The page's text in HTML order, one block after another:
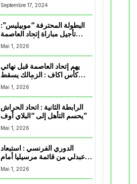
Septembre 17, 2024
البطولة المحترفة “موبيليس”:
تأجيل مباراة إتحاد العاصمة
وأتلتيك بارادو
Mai 1, 2026
يهم إتحاد العاصمة قبل نهائي
كأس اكاف : الزمالك يسقط
Mai 1, 2026
الرابطة الثانية : اتحاد الحراش
يحسم التأهل إلى “البلاي أوف”
Mai 1, 2026
الدوري الفرنسي : استبعاد
عبدلي من قائمة مرسيليا أمام
نانت
Mai 1, 2026